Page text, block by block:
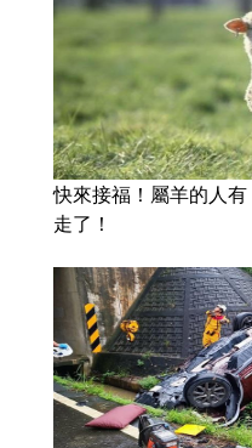
快來接福！屬羊的人
走了！